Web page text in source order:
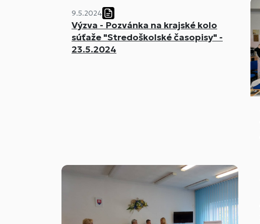
ktorá pozostáva okrem hodnotenia
samotných školských časopisov, sa
zapojilo 8 stredných škôl, ktorú
reprezentovali dvaja členovia,
9.5.2024
Výzva - Pozvánka na krajské kolo
súťaže "Stredoškolské časopisy" -
23.5.2024